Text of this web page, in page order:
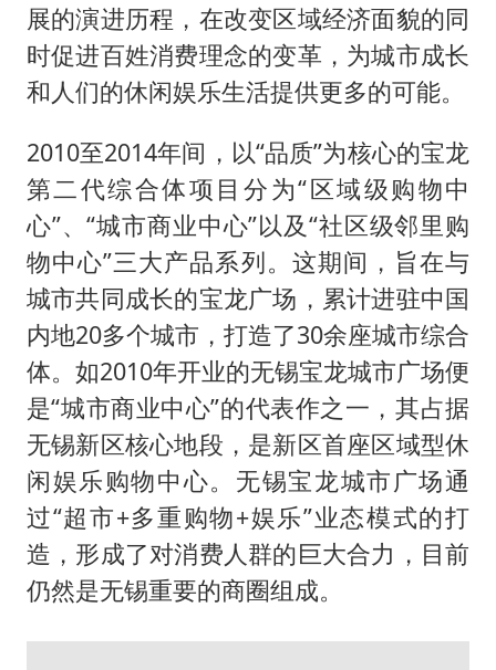
展的演进历程，在改变区域经济面貌的同
时促进百姓消费理念的变革，为城市成长
和人们的休闲娱乐生活提供更多的可能。
2010至2014年间，以“品质”为核心的宝龙
第二代综合体项目分为“区域级购物中
心”、“城市商业中心”以及“社区级邻里购
物中心”三大产品系列。这期间，旨在与
城市共同成长的宝龙广场，累计进驻中国
内地20多个城市，打造了30余座城市综合
体。如2010年开业的无锡宝龙城市广场便
是“城市商业中心”的代表作之一，其占据
无锡新区核心地段，是新区首座区域型休
闲娱乐购物中心。无锡宝龙城市广场通
过“超市+多重购物+娱乐”业态模式的打
造，形成了对消费人群的巨大合力，目前
仍然是无锡重要的商圈组成。